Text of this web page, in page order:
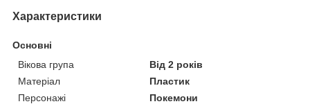
Характеристики
Основні
Вікова група
Від 2 років
Матеріал
Пластик
Персонажі
Покемони